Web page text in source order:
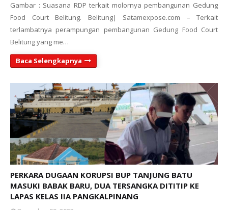
Gambar : Suasana RDP terkait molornya pembangunan Gedung
Food Court Belitung. Belitung| Satamexpose.com – Terkait
terlambatnya perampungan pembangunan Gedung Food Court
Belitung yang me…
Baca Selengkapnya
PERKARA DUGAAN KORUPSI BUP TANJUNG BATU
MASUKI BABAK BARU, DUA TERSANGKA DITITIP KE
LAPAS KELAS IIA PANGKALPINANG